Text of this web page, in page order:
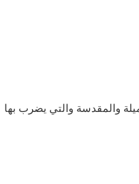
والمقدسة والتي يضرب بها